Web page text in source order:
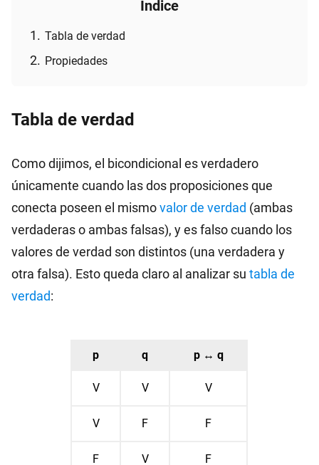
Índice
Tabla de verdad
Propiedades
Tabla de verdad
Como dijimos, el bicondicional es verdadero
únicamente cuando las dos proposiciones que
conecta poseen el mismovalor de verdad (ambas
verdaderas o ambas falsas), y es falso cuando los
valores de verdad son distintos (una verdadera y
otra falsa). Esto queda claro al analizar su tabla de
verdad:
p q p ↔ q
V V V
V F F
F V F